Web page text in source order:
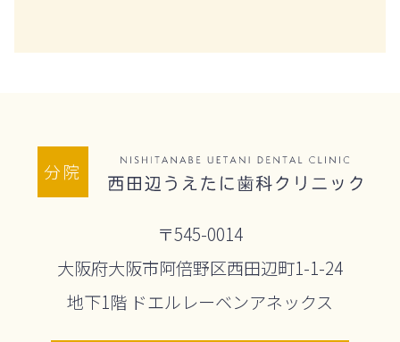
分院
〒545-0014
大阪府大阪市阿倍野区西田辺町1-1-24
地下1階 ドエルレーベンアネックス